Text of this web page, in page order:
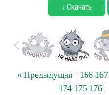
↓ Скачать
« Предыдущая| 166 167
174 175 176 |